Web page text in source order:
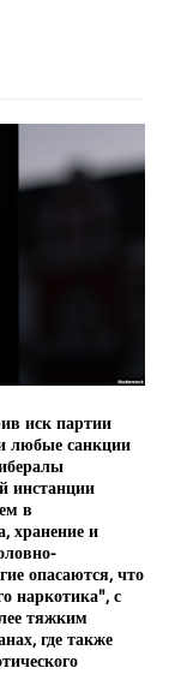
иск партии
любые санкции
инстанции
в
хранение и
опасаются, что
наркотика", с
тяжким
где также